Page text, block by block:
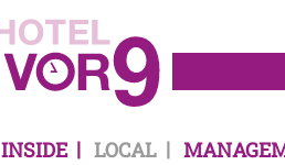
INSIDE LOCAL